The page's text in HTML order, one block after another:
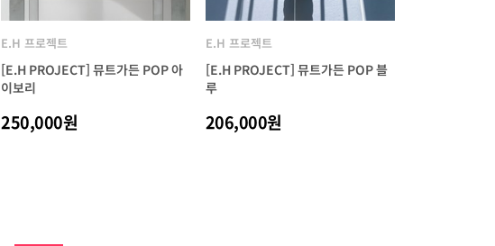
E.H 프로젝트
[E.H PROJECT] 뮤트가든 POP 아
이보리
250,000원
E.H 프로젝트
[E.H PROJECT] 뮤트가든 POP 블
루
206,000원